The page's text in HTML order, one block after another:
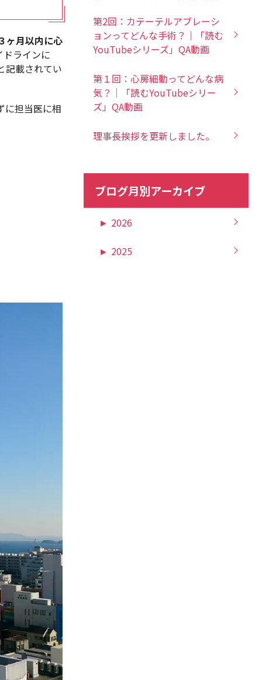
ヶ月以内に心
ラインに
記載されてい
に担当医に相
第2回：カテーテルアブレーシ
ョンってどんな手術？｜「読む
YouTubeシリーズ」QA動画
第１回：心房細動ってどんな病
気？｜「読むYouTubeシリー
ズ」QA動画
理事長挨拶を更新しました。
ブログ月別アーカイブ
► 2026
► 2025